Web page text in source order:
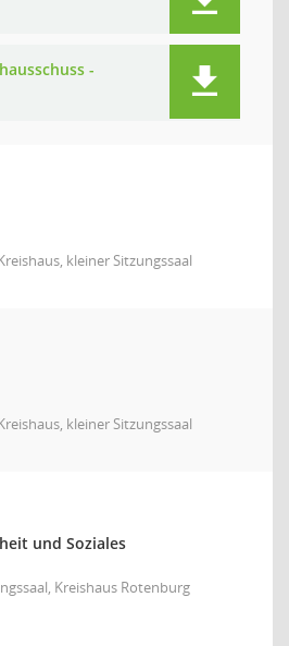
-
kleiner Sitzungssaal
kleiner Sitzungssaal
und Soziales
Kreishaus Rotenburg